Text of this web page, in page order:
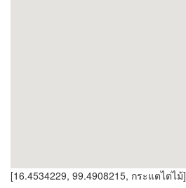
[16.4534229, 99.4908215, กระแตไต่ไม้]